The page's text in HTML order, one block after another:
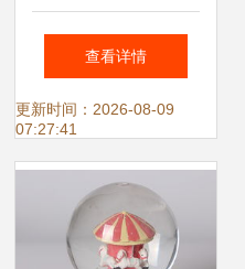
品厂 精工细作塑料
工艺品的行业标杆
查看详情
更新时间：2026-08-09
07:27:41